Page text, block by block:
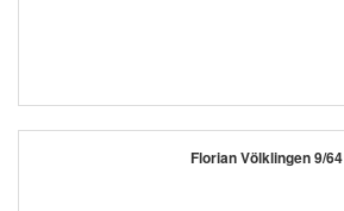
Florian Völklingen 9/64